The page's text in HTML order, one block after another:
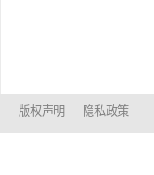
版权声明 隐私政策